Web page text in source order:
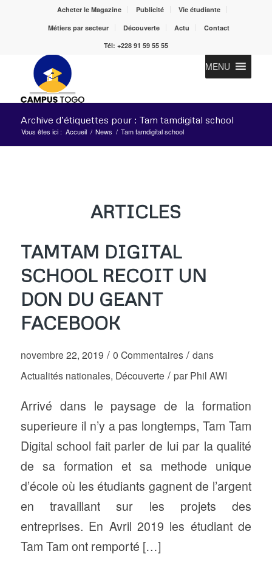
Acheter le Magazine Publicité
Vie étudiante
Métiers par secteur
Découverte Actu
Contact
Tél: +228 91 59 55 55
MENU
Archive d’étiquettes pour : Tam tamdigital school
Vous êtes ici : Accueil / News / Tam tamdigital school
ARTICLES
TAMTAM DIGITAL
SCHOOL RECOIT UN
DON DU GEANT
FACEBOOK
novembre 22, 2019 / 0 Commentaires / dans
Actualités nationales, Découverte / par Phil AWI
Arrivé dans le paysage de la formation
superieure il n’y a pas longtemps, Tam Tam
Digital school fait parler de lui par la qualité
de sa formation et sa methode unique
d’école où les étudiants gagnent de l’argent
en travaillant sur les projets des
entreprises. En Avril 2019 les étudiant de
Tam Tam ont remporté […]